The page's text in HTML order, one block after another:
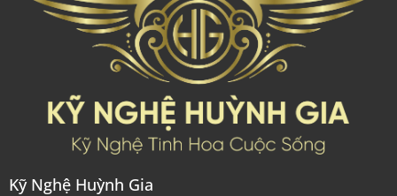
Kỹ Nghệ Huỳnh Gia